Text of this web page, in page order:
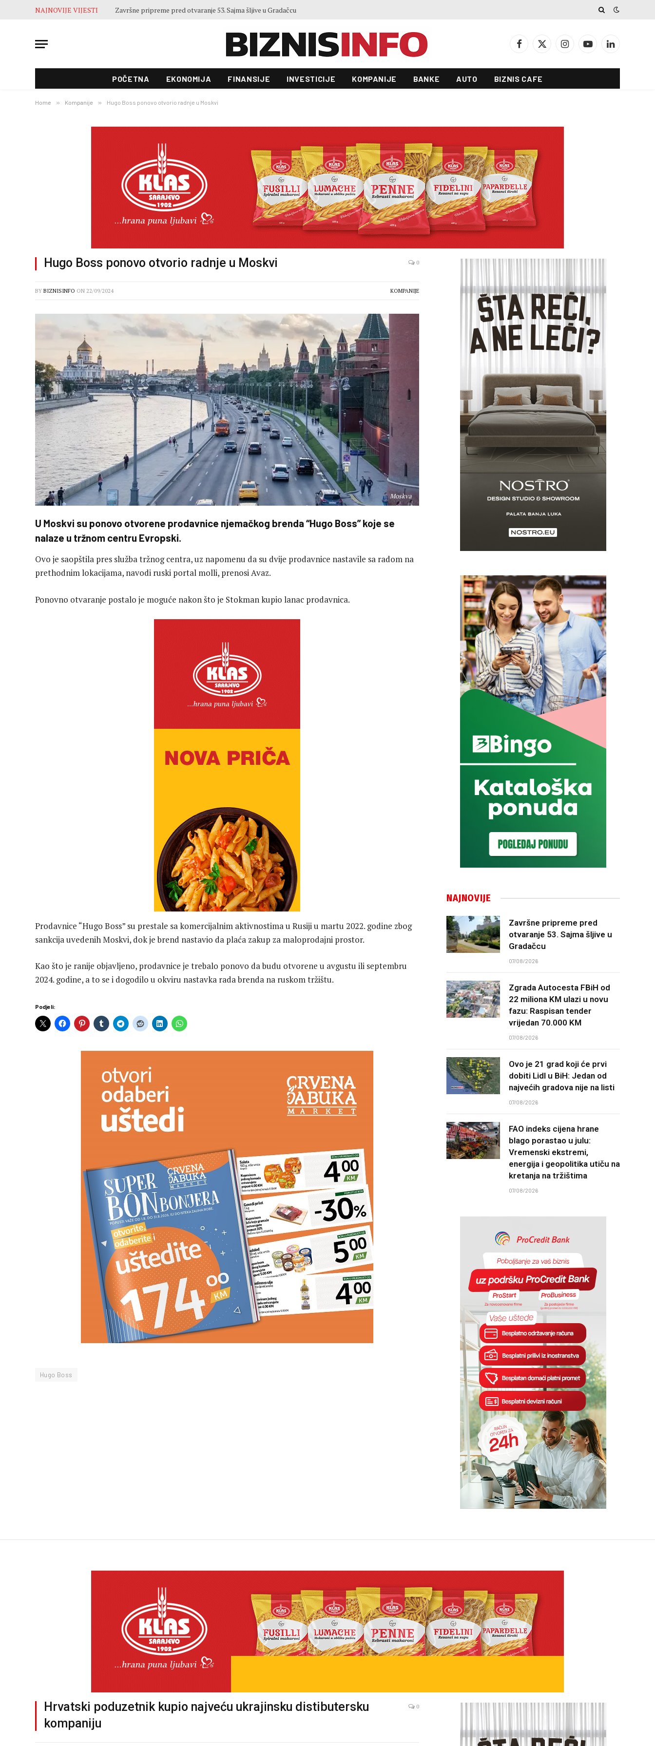
NAJNOVIJE VIJESTI
Facebook
X
InstagramYouTubeLinkedIn
POČETNA EKONOMIJA FINANSIJE INVESTICIJE KOMPANIJE BANKE AUTO BIZNIS CAFE
Home » Kompanije » Hugo Boss ponovo otvorio radnje u Moskvi
Hugo Boss ponovo otvorio radnje u Moskvi 0
BY BIZNISINFO ON 22/09/2024 KOMPANIJE
Moskva
U Moskvi su ponovo otvorene prodavnice njemačkog brenda “Hugo Boss” koje se
nalaze u tržnom centru Evropski.
Ovo je saopštila pres služba tržnog centra, uz napomenu da su dvije prodavnice nastavile sa radom na
prethodnim lokacijama, navodi ruski portal molli, prenosi Avaz.
Ponovno otvaranje postalo je moguće nakon što je Stokman kupio lanac prodavnica.
Prodavnice “Hugo Boss” su prestale sa komercijalnim aktivnostima u Rusiji u martu 2022. godine zbog
sankcija uvedenih Moskvi, dok je brend nastavio da plaća zakup za maloprodajni prostor.
Kao što je ranije objavljeno, prodavnice je trebalo ponovo da budu otvorene u avgustu ili septembru
2024. godine, a to se i dogodilo u okviru nastavka rada brenda na ruskom tržištu.
Podjeli:
Hugo Boss
NAJNOVIJE
Završne pripreme pred
otvaranje 53. Sajma šljive u
Gradačcu
07/08/2026
Zgrada Autocesta FBiH od
22 miliona KM ulazi u novu
fazu: Raspisan tender
vrijedan 70.000 KM
07/08/2026
Ovo je 21 grad koji će prvi
dobiti Lidl u BiH: Jedan od
najvećih gradova nije na listi
07/08/2026
FAO indeks cijena hrane
blago porastao u julu:
Vremenski ekstremi,
energija i geopolitika utiču na
kretanja na tržištima
07/08/2026
Hrvatski poduzetnik kupio najveću ukrajinsku distibutersku
kompaniju
0